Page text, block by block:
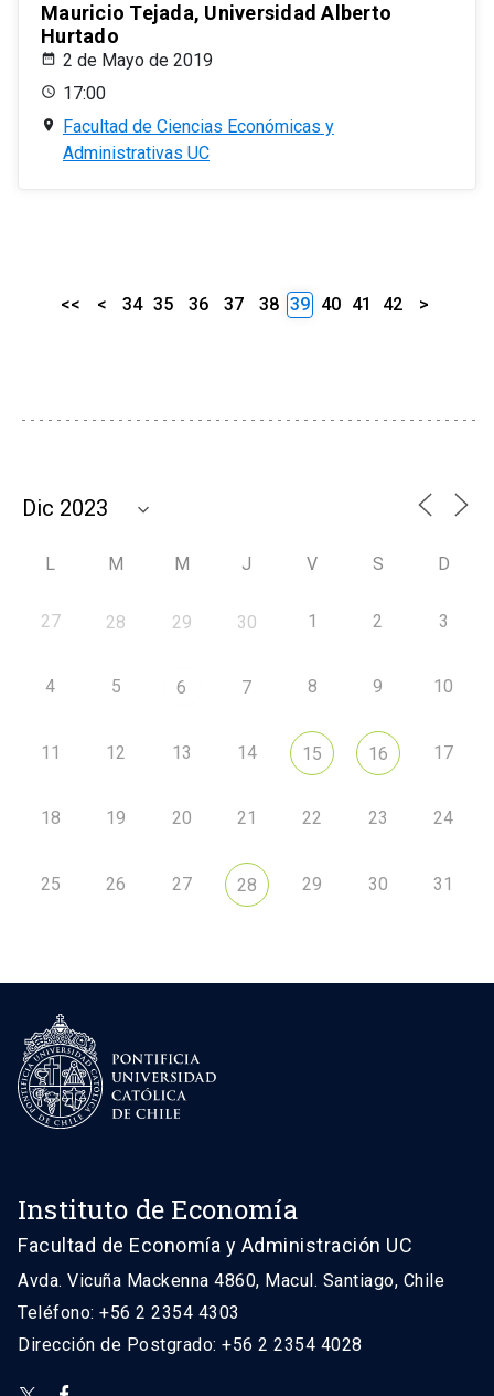
Mauricio Tejada, Universidad Alberto
Hurtado
2 de Mayo de 2019
17:00
Facultad de Ciencias Económicas y
Administrativas UC
<< < 34 35 36 37 38 39 40 41 42 >
L M M J V S D
27 28 29 30 1 2 3
4 5 6 7 8 9 10
11 12 13 14 15 16 17
18 19 20 21 22 23 24
25 26 27 28 29 30 31
Instituto de Economía
Facultad de Economía y Administración UC
Avda. Vicuña Mackenna 4860, Macul. Santiago, Chile
Teléfono: +56 2 2354 4303
Dirección de Postgrado: +56 2 2354 4028